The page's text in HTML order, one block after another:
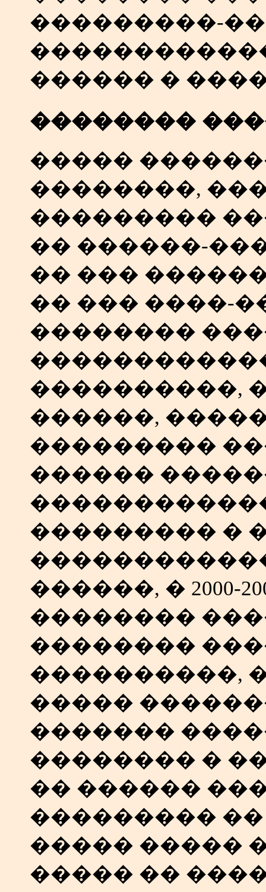
���������-
������ �
��������
�����
��������,
���������
�� ������-
�� ���
�� ��� ����-
��������
����������,
������,
���������
������
��������� �
������, � 2000-
��������
��������
����������,
�����
�������
�������� �
�� ������
��������� ��
����� �����
����� ��